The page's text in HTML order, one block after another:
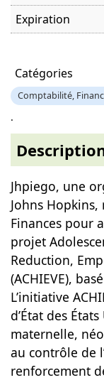
Expiration
Catégories
Comptabilité,
.
Jhpiego, une
Johns Hopkins,
Finances pour
projet
Reduction,
(ACHIEVE),
L’initiative
d’État des
maternelle,
au contrôle de
renforcement